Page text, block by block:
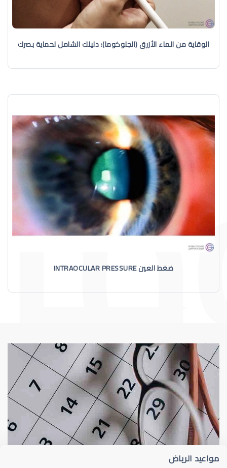
الوقاية من الماء الأزرق (الجلوكوما): دليلك الشامل لحماية بصرك
ضغط العين INTRAOCULAR PRESSURE
أسباب الماء الماء الأزرق
مواعيد الرياض